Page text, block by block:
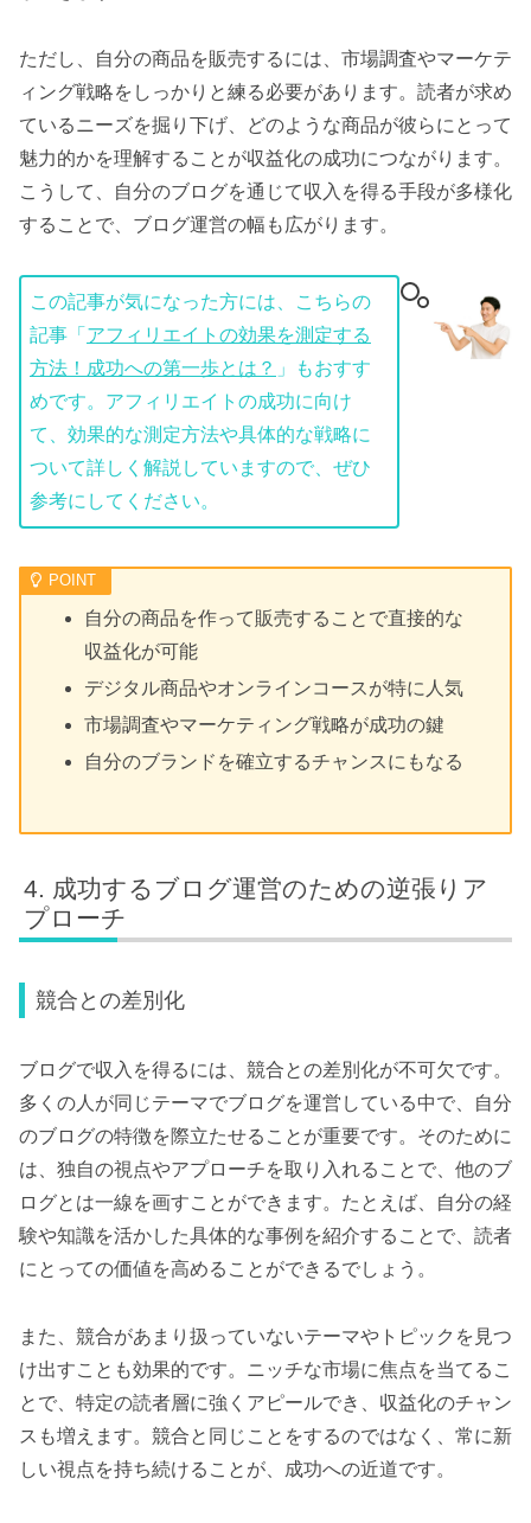
ただし、自分の商品を販売するには、市場調査やマーケテ
ィング戦略をしっかりと練る必要があります。読者が求め
ているニーズを掘り下げ、どのような商品が彼らにとって
魅力的かを理解することが収益化の成功につながります。
こうして、自分のブログを通じて収入を得る手段が多様化
することで、ブログ運営の幅も広がります。
この記事が気になった方には、こちらの
記事「 アフィリエイトの効果を測定する
方法！成功への第一歩とは？ 」もおすす
めです。アフィリエイトの成功に向け
て、効果的な測定方法や具体的な戦略に
ついて詳しく解説していますので、ぜひ
参考にしてください。
自分の商品を作って販売することで直接的な
収益化が可能
デジタル商品やオンラインコースが特に人気
市場調査やマーケティング戦略が成功の鍵
自分のブランドを確立するチャンスにもなる
成功するブログ運営のための逆張りア
プローチ
競合との差別化
ブログで収入を得るには、競合との差別化が不可欠です。
多くの人が同じテーマでブログを運営している中で、自分
のブログの特徴を際立たせることが重要です。そのために
は、独自の視点やアプローチを取り入れることで、他のブ
ログとは一線を画すことができます。たとえば、自分の経
験や知識を活かした具体的な事例を紹介することで、読者
にとっての価値を高めることができるでしょう。
また、競合があまり扱っていないテーマやトピックを見つ
け出すことも効果的です。ニッチな市場に焦点を当てるこ
とで、特定の読者層に強くアピールでき、収益化のチャン
スも増えます。競合と同じことをするのではなく、常に新
しい視点を持ち続けることが、成功への近道です。